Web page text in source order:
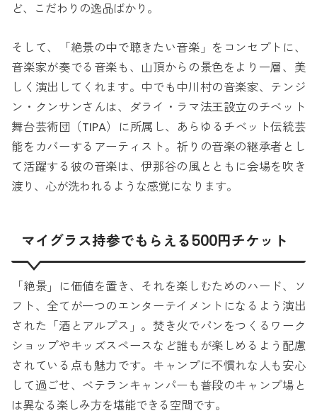
ど、こだわりの逸品ばかり。
そして、「絶景の中で聴きたい音楽」をコンセプトに、
音楽家が奏でる音楽も、山頂からの景色をより一層、美
しく演出してくれます。中でも中川村の音楽家、テンジ
ン・クンサンさんは、ダライ・ラマ法王設立のチベット
舞台芸術団（TIPA）に所属し、あらゆるチベット伝統芸
能をカバーするアーティスト。祈りの音楽の継承者とし
て活躍する彼の音楽は、伊那谷の風とともに会場を吹き
渡り、心が洗われるような感覚になります。
マイグラス持参でもらえる500円チケット
「絶景」に価値を置き、それを楽しむためのハード、ソ
フト、全てが一つのエンターテイメントになるよう演出
された「酒とアルプス」。焚き火でパンをつくるワーク
ショップやキッズスペースなど誰もが楽しめるよう配慮
されている点も魅力です。キャンプに不慣れな人も安心
して過ごせ、ベテランキャンパーも普段のキャンプ場と
は異なる楽しみ方を堪能できる空間です。